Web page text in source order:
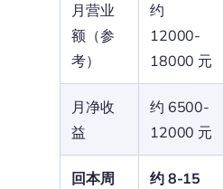
月营业
额（参
考）
约
12000-
18000 元
月净收
益
约 6500-
12000 元
回本周
约 8-15